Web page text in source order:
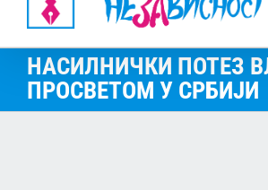
НАСИЛНИЧКИ ПОТЕЗ
ПРОСВЕТОМ У СРБИЈИ